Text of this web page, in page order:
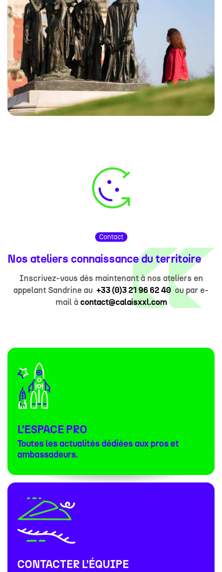
Contact
Nos ateliers connaissance du territoire
Inscrivez-vous dès maintenant à nos ateliers en
appelant Sandrine au +33 (0)3 21 96 62 40 ou par e-
mail à contact@calaisxxl.com
L’ESPACE PRO
Toutes les actualités dédiées aux pros et
ambassadeurs.
CONTACTER L’ÉQUIPE